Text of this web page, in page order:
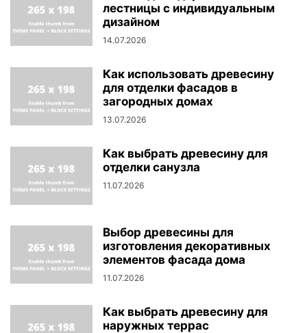
лестницы с индивидуальным
дизайном
14.07.2026
Как использовать древесину
для отделки фасадов в
загородных домах
13.07.2026
Как выбрать древесину для
отделки санузла
11.07.2026
Выбор древесины для
изготовления декоративных
элементов фасада дома
11.07.2026
Как выбрать древесину для
наружных террас